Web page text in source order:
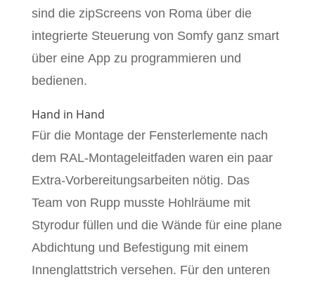
sind die zipScreens von Roma über die
integrierte Steuerung von Somfy ganz smart
über eine App zu programmieren und
bedienen.
Hand in Hand
Für die Montage der Fensterlemente nach
dem RAL-Montageleitfaden waren ein paar
Extra-Vorbereitungsarbeiten nötig. Das
Team von Rupp musste Hohlräume mit
Styrodur füllen und die Wände für eine plane
Abdichtung und Befestigung mit einem
Innenglattstrich versehen. Für den unteren